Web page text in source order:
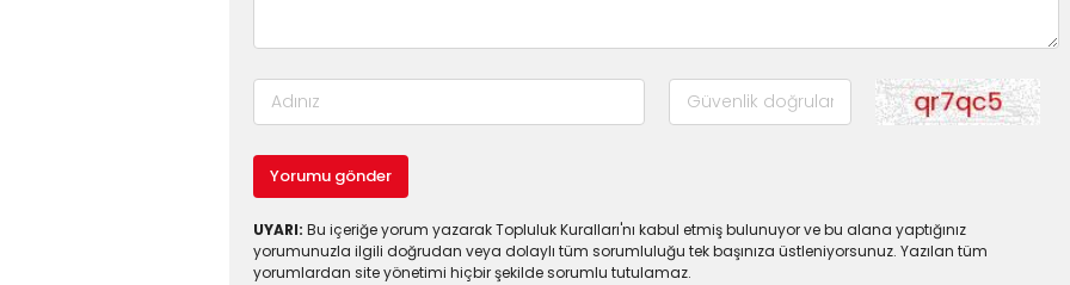
Yorumu gönder
UYARI: Bu içeriğe yorum yazarak Topluluk Kuralları'nı kabul etmiş bulunuyor ve bu alana yaptığınız
yorumunuzla ilgili doğrudan veya dolaylı tüm sorumluluğu tek başınıza üstleniyorsunuz. Yazılan tüm
yorumlardan site yönetimi hiçbir şekilde sorumlu tutulamaz.